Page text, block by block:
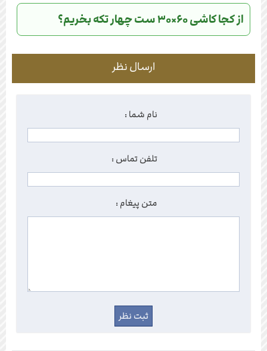
از کجا کاشی ۶۰×۳۰ ست چهار تکه بخریم؟
ارسال نظر
نام شما :
تلفن تماس :
متن پیغام :